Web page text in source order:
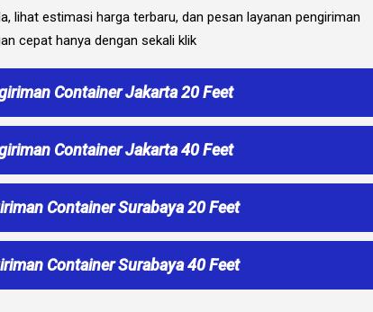
lihat estimasi harga terbaru, dan pesan layanan pengiriman
cepat hanya dengan sekali klik
Container Jakarta 20 Feet
Container Jakarta 40 Feet
Container Surabaya 20 Feet
Container Surabaya 40 Feet